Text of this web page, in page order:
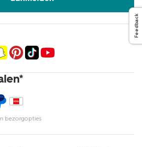
bezorgopties
Feedback